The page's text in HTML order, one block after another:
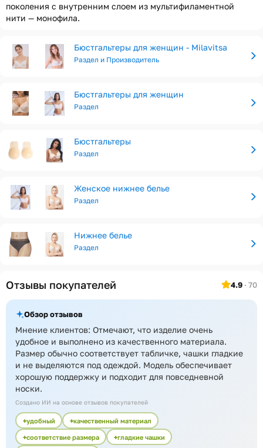
поколения с внутренним слоем из мультифиламентной
нити — монофила.
Бюстгальтеры для женщин - Milavitsa
Раздел и Производитель
Бюстгальтеры для женщин
Раздел
Бюстгальтеры
Раздел
Женское нижнее белье
Раздел
Нижнее белье
Раздел
Отзывы покупателей 4.9 · 70
Обзор отзывов
Мнение клиентов: Отмечают, что изделие очень
удобное и выполнено из качественного материала.
Размер обычно соответствует табличке, чашки гладкие
и не выделяются под одеждой. Модель обеспечивает
хорошую поддержку и подходит для повседневной
носки.
Создано ИИ на основе отзывов покупателей
удобный качественный материал
соответствие размера гладкие чашки